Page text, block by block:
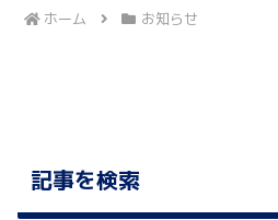
ホーム お知らせ
記事を検索